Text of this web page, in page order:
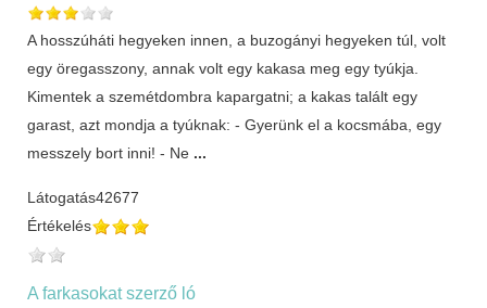
A hosszúháti hegyeken innen, a buzogányi hegyeken túl, volt
egy öregasszony, annak volt egy kakasa meg egy tyúkja.
Kimentek a szemétdombra kapargatni; a kakas talált egy
garast, azt mondja a tyúknak: - Gyerünk el a kocsmába, egy
messzely bort inni! - Ne ...
Látogatás42677
Értékelés
A farkasokat szerző ló